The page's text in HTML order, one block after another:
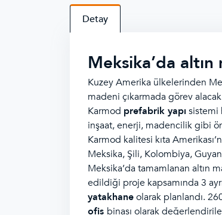
Detay
Meksika’da
Kuzey Amerika ülkelerinden
madeni çıkarmada görev
Karmod prefabrik yapı sistemi
inşaat, enerji, madencilik gibi
Karmod kalitesi kıta
Meksika, Şili, Kolombiya,
Meksika’da tamamlanan altın
edildiği proje kapsamında 3
yatakhaneolarak planlandı.
ofis binası olarak